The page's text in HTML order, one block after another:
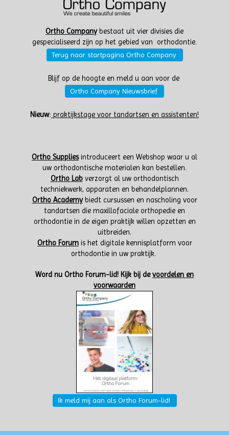
Ortho Companybestaat uit vier divisies die
gespecialiseerd zijn op het gebied van orthodontie.
Terug naar startpagina Ortho Company
Blijf op de hoogte en meld u aan voor de
Ortho Company Nieuwsbrief
Nieuw: praktijkstage voor tandartsen en assistenten!
Ortho Suppliesintroduceert een Webshop waar u al
uw orthodontische materialen kan bestellen.
Ortho Labverzorgt al uw orthodontisch
techniekwerk, apparaten en behandelplannen.
Ortho Academybiedt cursussen en nascholing voor
tandartsen die maxillofaciale orthopedie en
orthodontie in de eigen praktijk willen opzetten en
uitbreiden.
Ortho Forumis het digitale kennisplatform voor
orthodontie in uw praktijk.
Word nu Ortho Forum-lid! Kijk bij devoordelen en
voorwaarden
Ik meld mij aan als Ortho Forum-lid!